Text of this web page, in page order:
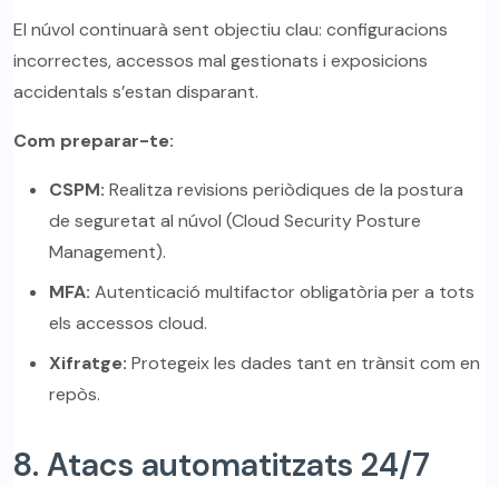
El núvol continuarà sent objectiu clau: configuracions
incorrectes, accessos mal gestionats i exposicions
accidentals s’estan disparant.
Com preparar-te:
CSPM: Realitza revisions periòdiques de la postura
de seguretat al núvol (Cloud Security Posture
Management).
MFA: Autenticació multifactor obligatòria per a tots
els accessos cloud.
Xifratge: Protegeix les dades tant en trànsit com en
repòs.
8. Atacs automatitzats 24/7